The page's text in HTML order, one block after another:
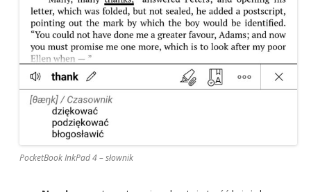
PocketBook InkPad 4 – słownik